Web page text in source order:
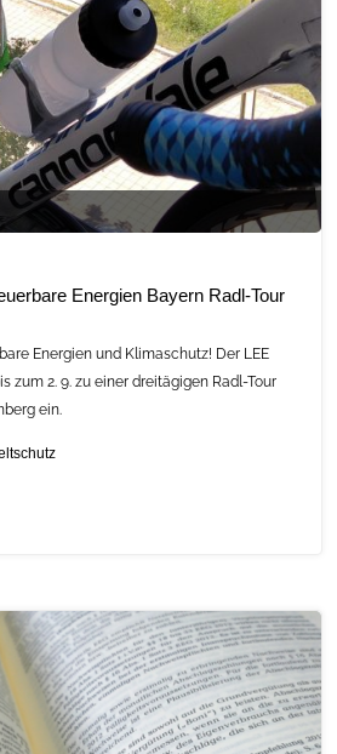
Energien Bayern Radl-Tour
Energien und Klimaschutz! Der LEE
zum 2. 9. zu einer dreitägigen Radl-Tour
ein.